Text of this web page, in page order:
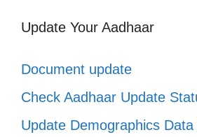
Update Your Aadhaar
Document update
Check Aadhaar Update
Update Demographics